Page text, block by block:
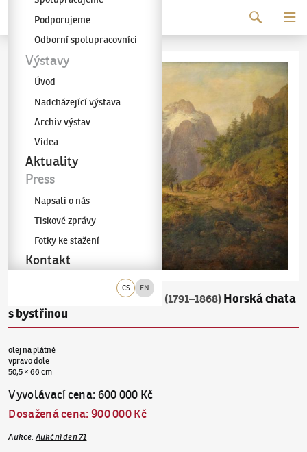
Galerie KODL
CS EN
Podporujeme
Odborní spolupracovníci
Výstavy
Úvod
Nadcházející výstava
Archiv výstav
Videa
Aktuality
Press
Napsali o nás
Tiskové zprávy
Fotky ke stažení
Kontakt
August Bedřich Piepenhagen (1791–1868) Horská chata
s bystřinou
olej na plátně
vpravo dole
50,5 × 66 cm
Vyvolávací cena:600 000 Kč
Dosažená cena:900 000 Kč
Aukce: Aukční den 71